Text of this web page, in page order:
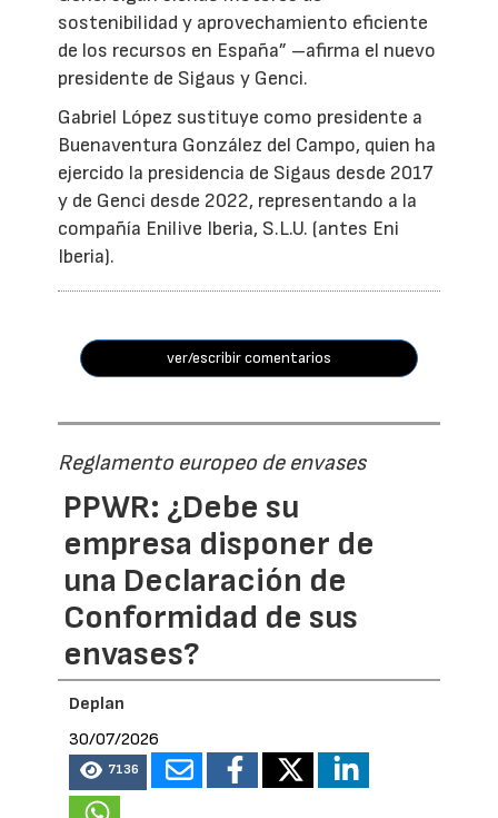
sostenibilidad y aprovechamiento eficiente
de los recursos en España” –afirma el nuevo
presidente de Sigaus y Genci.
Gabriel López sustituye como presidente a
Buenaventura González del Campo, quien ha
ejercido la presidencia de Sigaus desde 2017
y de Genci desde 2022, representando a la
compañía Enilive Iberia, S.L.U. (antes Eni
Iberia).
ver/escribir comentarios
Reglamento europeo de envases
PPWR: ¿Debe su
empresa disponer de
una Declaración de
Conformidad de sus
envases?
Deplan
30/07/2026
7136